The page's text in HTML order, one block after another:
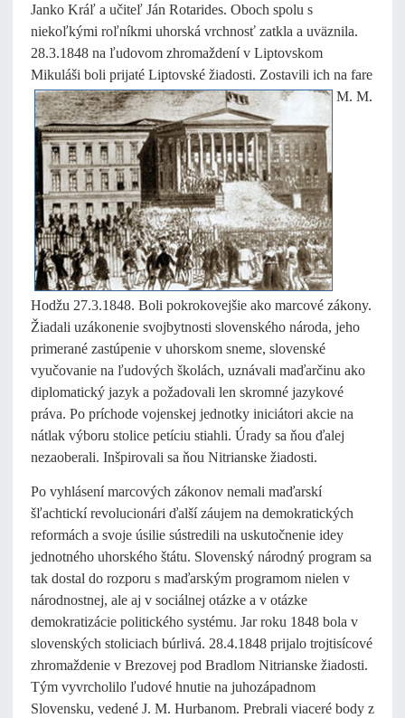
Janko Kráľ a učiteľ Ján Rotarides. Oboch spolu s
niekoľkými roľníkmi uhorská vrchnosť zatkla a uväznila.
28.3.1848 na ľudovom zhromaždení v Liptovskom
Mikuláši boli prijaté Liptovské žiadosti. Zostavili ich na fare
M. M.
Hodžu 27.3.1848. Boli pokrokovejšie ako marcové zákony.
Žiadali uzákonenie svojbytnosti slovenského národa, jeho
primerané zastúpenie v uhorskom sneme, slovenské
vyučovanie na ľudových školách, uznávali maďarčinu ako
diplomatický jazyk a požadovali len skromné jazykové
práva. Po príchode vojenskej jednotky iniciátori akcie na
nátlak výboru stolice petíciu stiahli. Úrady sa ňou ďalej
nezaoberali. Inšpirovali sa ňou Nitrianske žiadosti.
Po vyhlásení marcových zákonov nemali maďarskí
šľachtickí revolucionári ďalší záujem na demokratických
reformách a svoje úsilie sústredili na uskutočnenie idey
jednotného uhorského štátu. Slovenský národný program sa
tak dostal do rozporu s maďarským programom nielen v
národnostnej, ale aj v sociálnej otázke a v otázke
demokratizácie politického systému. Jar roku 1848 bola v
slovenských stoliciach búrlivá. 28.4.1848 prijalo trojtisícové
zhromaždenie v Brezovej pod Bradlom Nitrianske žiadosti.
Tým vyvrcholilo ľudové hnutie na juhozápadnom
Slovensku, vedené J. M. Hurbanom. Prebrali viaceré body z